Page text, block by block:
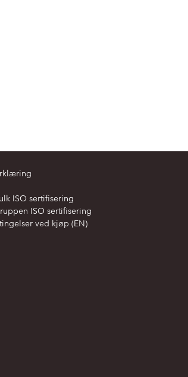
ISO sertifisering
ISO sertifisering
ved kjøp (EN)